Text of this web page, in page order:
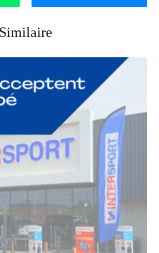
Similaire